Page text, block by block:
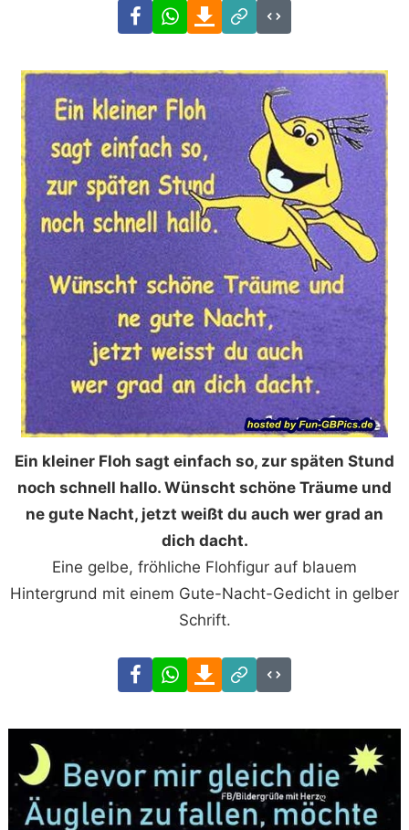
FacebookWhatsAppDownload
Link
Code
Ein kleiner Floh sagt einfach so, zur späten Stund
noch schnell hallo. Wünscht schöne Träume und
ne gute Nacht, jetzt weißt du auch wer grad an
dich dacht.
Eine gelbe, fröhliche Flohfigur auf blauem
Hintergrund mit einem Gute-Nacht-Gedicht in gelber
Schrift.
FacebookWhatsAppDownload
Link
Code